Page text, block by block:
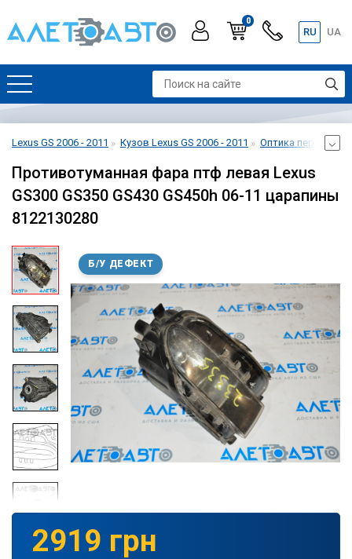
0
RU UA
Lexus GS 2006 - 2011 Кузов Lexus GS 2006 - 2011 Оптика передняя
Противотуманная фара птф левая Lexus
GS300 GS350 GS430 GS450h 06-11 царапины
8122130280
Б/У ДЕФЕКТ
2919 грн